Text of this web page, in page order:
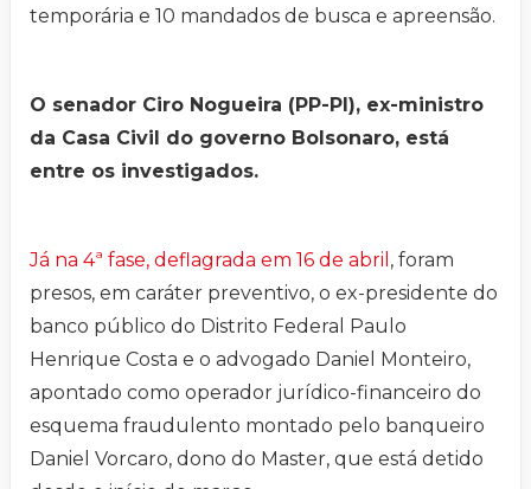
temporária e 10 mandados de busca e apreensão.
O senador Ciro Nogueira (PP-PI), ex-ministro
da Casa Civil do governo Bolsonaro, está
entre os investigados.
Já na 4ª fase, deflagrada em 16 de abril , foram
presos, em caráter preventivo, o ex-presidente do
banco público do Distrito Federal Paulo
Henrique Costa e o advogado Daniel Monteiro,
apontado como operador jurídico-financeiro do
esquema fraudulento montado pelo banqueiro
Daniel Vorcaro, dono do Master, que está detido